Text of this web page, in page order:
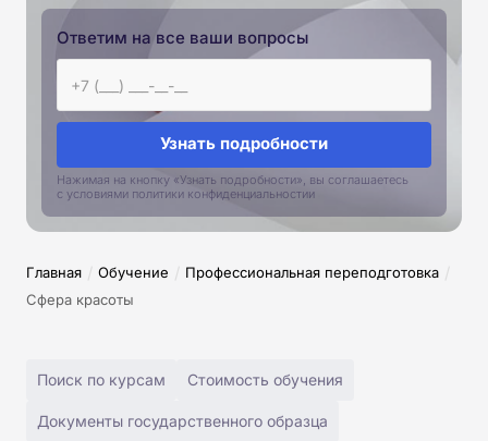
Ответим на все ваши вопросы
Узнать подробности
Нажимая на кнопку «Узнать подробности», вы соглашаетесь
с условиями политики конфиденциальностии
Главная / Обучение / Профессиональная переподготовка /
Сфера красоты
Поиск по курсам Стоимость обучения
Документы государственного образца